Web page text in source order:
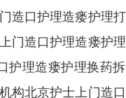
造口护理造瘘护理
门造口护理造瘘护
护理造瘘护理换药
构北京护士上门造